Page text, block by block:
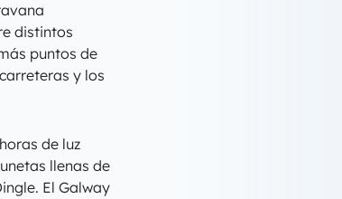
distintos
puntos de
y los
de luz
llenas de
El Galway